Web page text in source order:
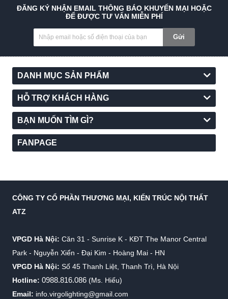
ĐĂNG KÝ NHẬN EMAIL THÔNG BÁO KHUYẾN MẠI HOẶC
ĐỂ ĐƯỢC TƯ VẤN MIỄN PHÍ
Gửi
DANH MỤC SẢN PHẨM
HỖ TRỢ KHÁCH HÀNG
BẠN MUỐN TÌM GÌ?
FANPAGE
CÔNG TY CỔ PHẦN THƯƠNG MẠI, KIẾN TRÚC NỘI THẤT
ATZ
VPGD Hà Nội: Căn 31 - Sunrise K - KĐT The Manor Central
Park - Nguyễn Xiển - Đại Kim - Hoàng Mai - HN
VPGD Hà Nội: Số 45 Thanh Liệt, Thanh Trì, Hà Nội
Hotline: 0988.816.086 (Ms. Hiếu)
Email: info.virgolighting@gmail.com